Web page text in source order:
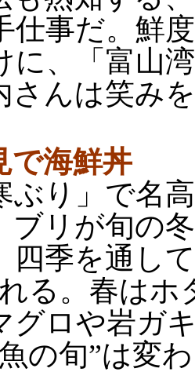
仕事だ。鮮
に、「富山
さんは笑み
で海鮮丼
り」で名高
ブリが旬の
四季を通し
る。春は
グロや岩ガ
の旬”は変